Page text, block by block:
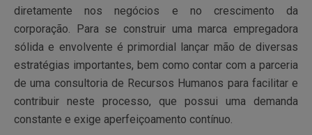
diretamente nos negócios e no crescimento da
corporação. Para se construir uma marca empregadora
sólida e envolvente é primordial lançar mão de diversas
estratégias importantes, bem como contar com a parceria
de uma consultoria de Recursos Humanos para facilitar e
contribuir neste processo, que possui uma demanda
constante e exige aperfeiçoamento contínuo.